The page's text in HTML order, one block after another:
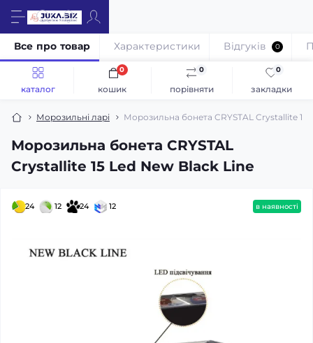
каталог порівняти
0
закладки
0
кошик
0
Морозильні ларі Морозильна бонета CRYSTAL Crystallite 15
Морозильна бонета CRYSTAL
Crystallite 15 Led New Black Line
Все про товар Характеристики Відгуків 0
24 12 24 12 в наявності